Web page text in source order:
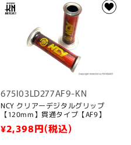
格
675I03LD277AF9-KN
NCY クリアーデジタルグリップ
【120mm】貫通タイプ【AF9】
通
¥2,398円(税込)